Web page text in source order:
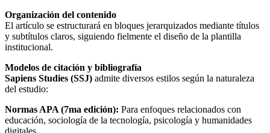
Organización del contenido
El artículo se estructurará en bloques jerarquizados mediante títulos
y subtítulos claros, siguiendo fielmente el diseño de la plantilla
institucional.
Modelos de citación y bibliografía
Sapiens Studies (SSJ) admite diversos estilos según la naturaleza
del estudio:
Normas APA (7ma edición): Para enfoques relacionados con
educación, sociología de la tecnología, psicología y humanidades
digitales.